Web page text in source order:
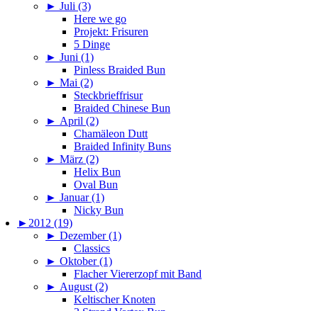
► Juli (3)
Here we go
Projekt: Frisuren
5 Dinge
► Juni (1)
Pinless Braided Bun
► Mai (2)
Steckbrieffrisur
Braided Chinese Bun
► April (2)
Chamäleon Dutt
Braided Infinity Buns
► März (2)
Helix Bun
Oval Bun
► Januar (1)
Nicky Bun
► 2012 (19)
► Dezember (1)
Classics
► Oktober (1)
Flacher Viererzopf mit Band
► August (2)
Keltischer Knoten